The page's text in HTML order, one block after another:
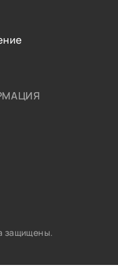
защищены.